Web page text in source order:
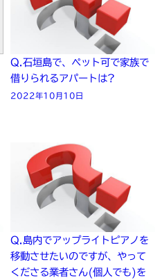
Q.石垣島で、ペット可で家族で
借りられるアパートは?
2022年10月10日
Q.島内でアップライトピアノを
移動させたいのですが、やって
くださる業者さん(個人でも)を